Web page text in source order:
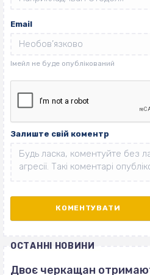
Email
Залиште свій коментр
ОСТАННІ НОВИНИ
Двоє черкащан